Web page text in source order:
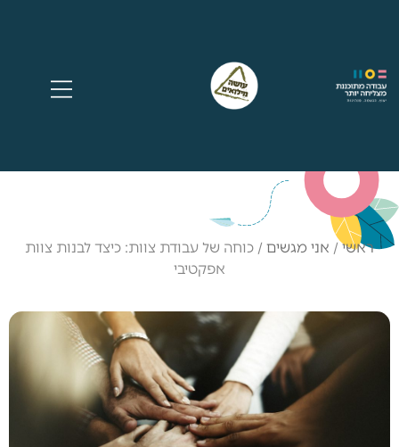
ראשי/ אני מגשים / כוחה של עבודת צוות: כיצד לבנות צוות
אפקטיבי